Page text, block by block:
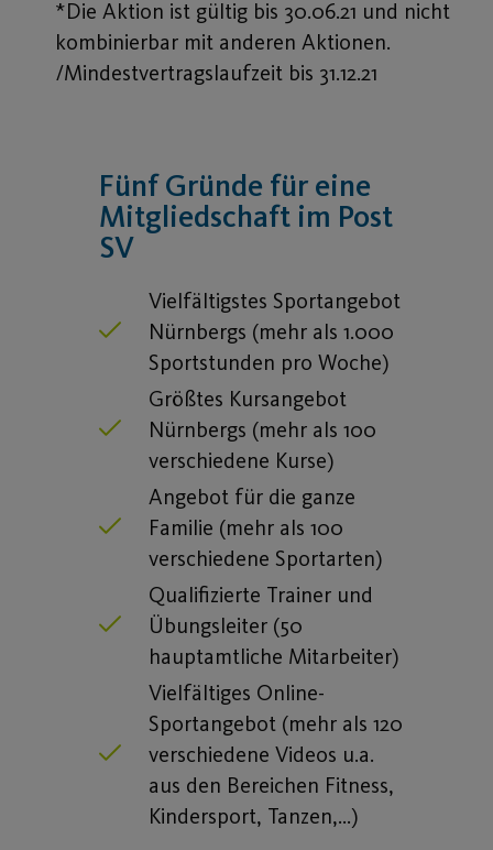
*Die Aktion ist gültig bis 30.06.21 und nicht
kombinierbar mit anderen Aktionen.
/Mindestvertragslaufzeit bis 31.12.21
Fünf Gründe für eine
Mitgliedschaft im Post
SV
Vielfältigstes Sportangebot
Nürnbergs (mehr als 1.000
Sportstunden pro Woche)
Größtes Kursangebot
Nürnbergs (mehr als 100
verschiedene Kurse)
Angebot für die ganze
Familie (mehr als 100
verschiedene Sportarten)
Qualifizierte Trainer und
Übungsleiter (50
hauptamtliche Mitarbeiter)
Vielfältiges Online-
Sportangebot (mehr als 120
verschiedene Videos u.a.
aus den Bereichen Fitness,
Kindersport, Tanzen,…)